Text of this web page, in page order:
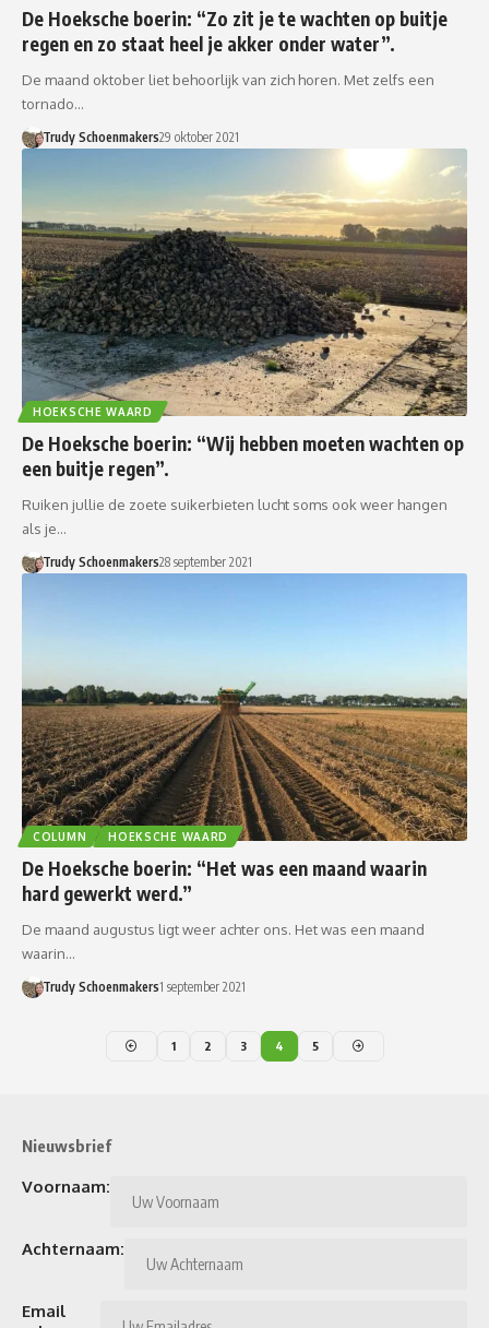
De Hoeksche boerin: “Zo zit je te wachten op buitje
regen en zo staat heel je akker onder water”.
De maand oktober liet behoorlijk van zich horen. Met zelfs een
tornado…
Trudy Schoenmakers29 oktober 2021
HOEKSCHE WAARD
De Hoeksche boerin: “Wij hebben moeten wachten op
een buitje regen”.
Ruiken jullie de zoete suikerbieten lucht soms ook weer hangen
als je…
Trudy Schoenmakers28 september 2021
COLUMN HOEKSCHE WAARD
De Hoeksche boerin: “Het was een maand waarin
hard gewerkt werd.”
De maand augustus ligt weer achter ons. Het was een maand
waarin…
Trudy Schoenmakers1 september 2021
1 2 3 4 5
Nieuwsbrief
Voornaam:
Achternaam:
Email